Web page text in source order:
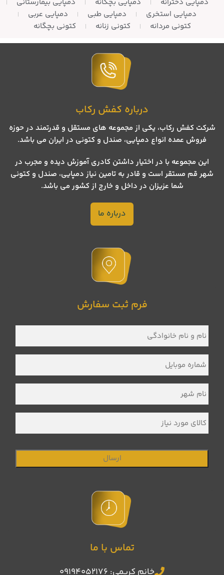
دمپایی استخری
دمپایی طبی
دمپایی عربی
کتونی مردانه
کتونی زنانه کتونی بچگانه
درباره کفش رکاب
شرکت کفش رکاب، یکی از مجموعه های مستقل و قدرتمند در حوزه
فروش عمده انواع دمپایی، صندل و کتونی در ایران می باشد.
این مجموعه با در اختیار داشتن کادری آموزش دیده و مجرب در
شهر قم مستقر است و قادر به تامین نیاز دمپایی، صندل و کتونی
شما عزیزان در داخل و خارج از کشور می باشد.
درباره ما
فرم ثبت سفارش
نام
و
نام
شماره
موبایل *
نام
شهر *
کالای
مورد
نیاز
تماس با ما
خانم کریمی: 09194052176